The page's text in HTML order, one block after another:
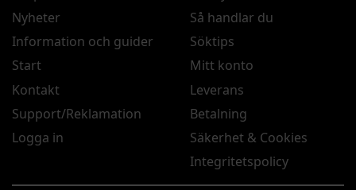
Nyheter
Information och guider
Start
Kontakt
Support/Reklamation
Logga in
Så handlar du
Söktips
Mitt konto
Leverans
Betalning
Säkerhet & Cookies
Integritetspolicy